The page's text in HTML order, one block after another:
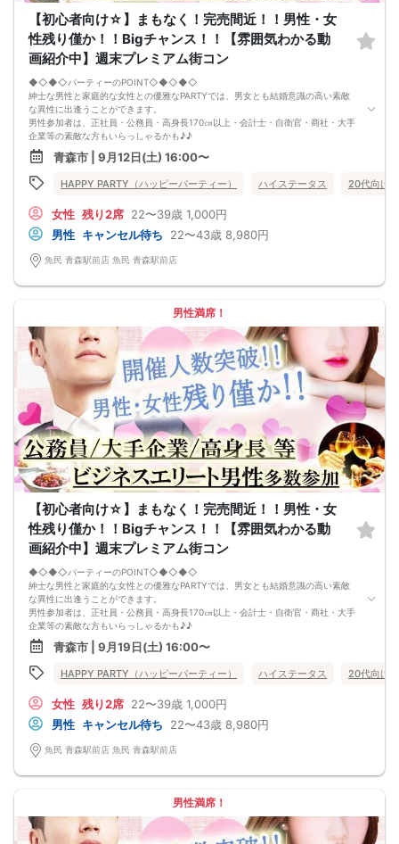
【初心者向け☆】まもなく！完売間近！！男性・女
性残り僅か！！Bigチャンス！！【雰囲気わかる動
画紹介中】週末プレミアム街コン
◆◇◆◇パーティーのPOINT◇◆◇◆◇
紳士な男性と家庭的な女性との優雅なPARTYでは、男女とも結婚意識の高い素敵
な異性に出逢うことができます。
男性参加者は、正社員・公務員・高身長170㎝以上・会計士・自衛官・商社・大手
企業等の素敵な方もいらっしゃるかも♪♪
ゆったりとお話できる空間は、恋活・婚活にピッタリ♪♪
飲食付きなので男女の関係が深まります。素敵な異性と時間を楽しく過ごせます♪
定期的に席替えをして全員の方と交流して頂き、連絡先の交換も自由です♪
お一人様も多数参加されておられますので、ご安心してご参加下さい♪
◇◆◇◆◇◆◇◆◇◆◇◆◇◆◇◆◇◆◇
□受付は開始10分前からとさせて頂きます。
□開催店舗様には『街コンで来ました』とお伝えください。受付まで案内させて
頂きます。
□当日現金支払いの方は受付にて参加費をお支払い下さい。
□中止判断タイミング
または13：00以降にキャンセルにより最少催行人数を下回った場合は、中止と
□最少催行人数が男性2名・女性2名以上からとなっております。
（男女比の調整を行っておりますが、キャンセル等によって変動がある場合がご
ざいます。原則、男女比に関わらず,最少催行人数を下回った場合に限り、「中
止」及び「返金」させて頂きます。）
青森市 | 9月12日(土) 16:00〜
HAPPY PARTY（ハッピーパーティー） ハイステータス 20代向け
女性 残り2席 22〜39歳 1,000円
男性 キャンセル待ち 22〜43歳 8,980円
魚民 青森駅前店 魚民 青森駅前店
男性満席！
【初心者向け☆】まもなく！完売間近！！男性・女
性残り僅か！！Bigチャンス！！【雰囲気わかる動
画紹介中】週末プレミアム街コン
◆◇◆◇パーティーのPOINT◇◆◇◆◇
紳士な男性と家庭的な女性との優雅なPARTYでは、男女とも結婚意識の高い素敵
な異性に出逢うことができます。
男性参加者は、正社員・公務員・高身長170㎝以上・会計士・自衛官・商社・大手
企業等の素敵な方もいらっしゃるかも♪♪
ゆったりとお話できる空間は、恋活・婚活にピッタリ♪♪
飲食付きなので男女の関係が深まります。素敵な異性と時間を楽しく過ごせます♪
定期的に席替えをして全員の方と交流して頂き、連絡先の交換も自由です♪
お一人様も多数参加されておられますので、ご安心してご参加下さい♪
◇◆◇◆◇◆◇◆◇◆◇◆◇◆◇◆◇◆◇
□受付は開始10分前からとさせて頂きます。
□開催店舗様には『街コンで来ました』とお伝えください。受付まで案内させて
頂きます。
□当日現金支払いの方は受付にて参加費をお支払い下さい。
または13：00以降にキャンセルにより最少催行人数を下回った場合は、中止と
□最少催行人数が男性2名・女性2名以上からとなっております。
（男女比の調整を行っておりますが、キャンセル等によって変動がある場合がご
青森市 | 9月19日(土) 16:00〜
HAPPY PARTY（ハッピーパーティー） ハイステータス 20代向け
女性 残り2席 22〜39歳 1,000円
男性 キャンセル待ち 22〜43歳 8,980円
魚民 青森駅前店 魚民 青森駅前店
男性満席！